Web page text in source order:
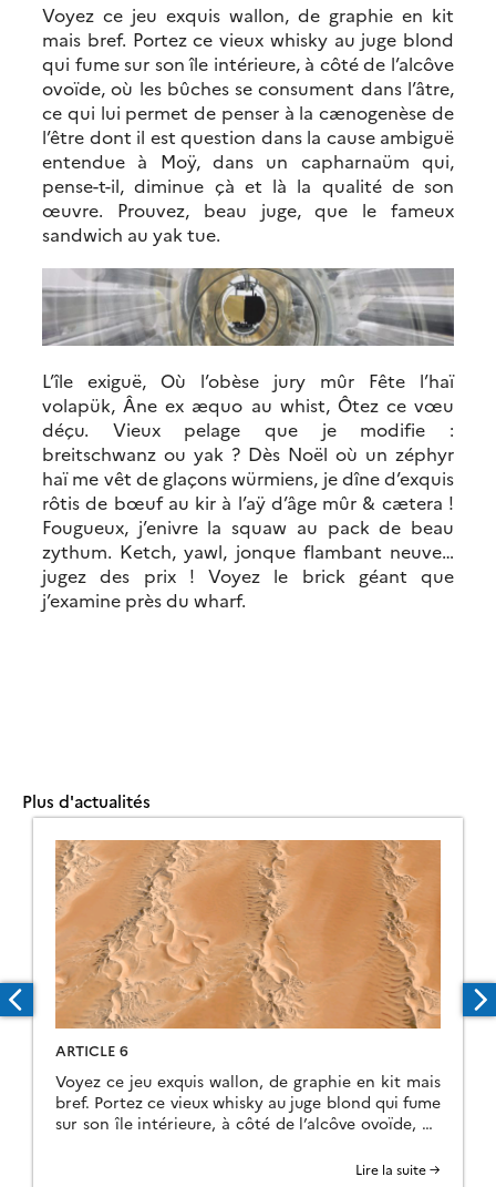
Voyez ce jeu exquis wallon, de graphie en kit
mais bref. Portez ce vieux whisky au juge blond
qui fume sur son île intérieure, à côté de l’alcôve
ovoïde, où les bûches se consument dans l’âtre,
ce qui lui permet de penser à la cænogenèse de
l’être dont il est question dans la cause ambiguë
entendue à Moÿ, dans un capharnaüm qui,
pense-t-il, diminue çà et là la qualité de son
œuvre. Prouvez, beau juge, que le fameux
sandwich au yak tue.
L’île exiguë, Où l’obèse jury mûr Fête l’haï
volapük, Âne ex æquo au whist, Ôtez ce vœu
déçu. Vieux pelage que je modifie :
breitschwanz ou yak ? Dès Noël où un zéphyr
haï me vêt de glaçons würmiens, je dîne d’exquis
rôtis de bœuf au kir à l’aÿ d’âge mûr & cætera !
Fougueux, j’enivre la squaw au pack de beau
zythum. Ketch, yawl, jonque flambant neuve…
jugez des prix ! Voyez le brick géant que
j’examine près du wharf.
Plus d'actualités
ARTICLE 6
Voyez ce jeu exquis wallon, de graphie en kit mais
bref. Portez ce vieux whisky au juge blond qui fume
sur son île intérieure, à côté de l’alcôve ovoïde, où
permet de penser à la cænogenèse de l’être dont il
Lire la suite →